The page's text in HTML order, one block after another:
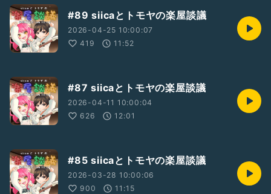
#89 siicaとトモヤの楽屋談議
2026-04-25 10:00:07
419
11:52
#87 siicaとトモヤの楽屋談議
2026-04-11 10:00:04
626
12:01
#85 siicaとトモヤの楽屋談議
2026-03-28 10:00:06
900
11:15